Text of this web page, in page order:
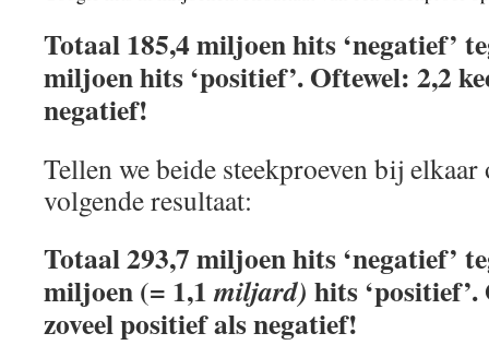
Totaal 185,4 miljoen hits ‘negatief’
miljoen hits ‘positief’. Oftewel: 2,2
negatief!
Tellen we beide steekproeven bij
volgende resultaat:
Totaal 293,7 miljoen hits ‘negatief’
miljoen (= 1,1miljard) hits
zoveel positief als negatief!